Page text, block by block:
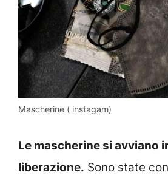
Mascherine ( instagam)
Le mascherine si avviano
liberazione. Sono state